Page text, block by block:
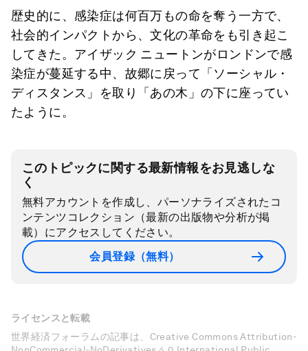
歴史的に、感染症は何百万もの命を奪う一方で、
社会的インパクトから、文化の革命をも引き起こ
してきた。アイザック ニュートンがロンドンで感
染症が蔓延する中、故郷に戻って「ソーシャル・
ディスタンス」を取り「あの木」の下に座ってい
たように。
このトピックに関する最新情報をお見逃しな
く
無料アカウントを作成し、パーソナライズされたコ
ンテンツコレクション（最新の出版物や分析が掲
載）にアクセスしてください。
会員登録（無料）
ライセンスと転載
世界経済フォーラムの記事は、Creative Commons Attribution-